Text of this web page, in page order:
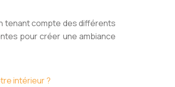
tenant compte des différents
pour créer une ambiance
intérieur ?